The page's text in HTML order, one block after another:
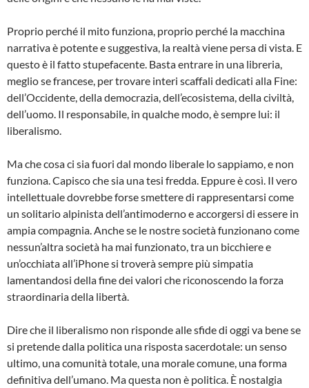
Proprio perché il mito funziona, proprio perché la macchina
narrativa è potente e suggestiva, la realtà viene persa di vista. E
questo è il fatto stupefacente. Basta entrare in una libreria,
meglio se francese, per trovare interi scaffali dedicati alla Fine:
dell’Occidente, della democrazia, dell’ecosistema, della civiltà,
dell’uomo. Il responsabile, in qualche modo, è sempre lui: il
liberalismo.
Ma che cosa ci sia fuori dal mondo liberale lo sappiamo, e non
funziona. Capisco che sia una tesi fredda. Eppure è così. Il vero
intellettuale dovrebbe forse smettere di rappresentarsi come
un solitario alpinista dell’antimoderno e accorgersi di essere in
ampia compagnia. Anche se le nostre società funzionano come
nessun’altra società ha mai funzionato, tra un bicchiere e
un’occhiata all’iPhone si troverà sempre più simpatia
lamentandosi della fine dei valori che riconoscendo la forza
straordinaria della libertà.
Dire che il liberalismo non risponde alle sfide di oggi va bene se
si pretende dalla politica una risposta sacerdotale: un senso
ultimo, una comunità totale, una morale comune, una forma
definitiva dell’umano. Ma questa non è politica. È nostalgia